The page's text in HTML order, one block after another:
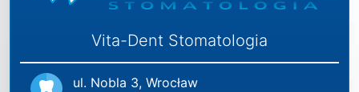
Vita-Dent Stomatologia
ul. Nobla 3, Wrocław